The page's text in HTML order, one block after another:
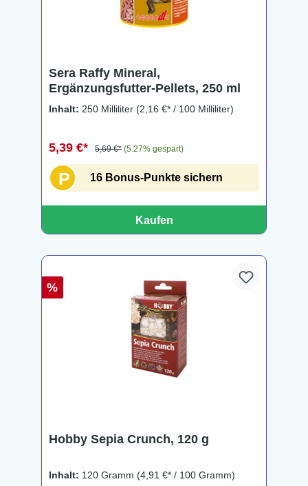
Sera Raffy Mineral,
Ergänzungsfutter-Pellets, 250 ml
Inhalt: 250 Milliliter (2,16 €* / 100 Milliliter)
5,39 €* 5,69 €* (5.27% gespart)
P 16 Bonus-Punkte sichern
Kaufen
%
Hobby Sepia Crunch, 120 g
Inhalt: 120 Gramm (4,91 €* / 100 Gramm)